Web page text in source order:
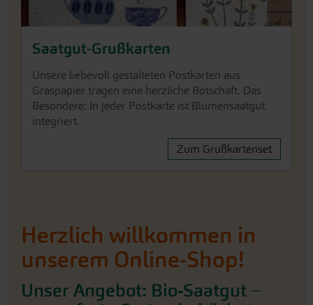
Graspapier tragen eine herzliche Botschaft. Das
Besondere: In jeder Postkarte ist Blumensaatgut
Herzlich willkommen in
samenfeste Sorten in höchster
Qualität
Gewächshaus, Garten oder Balkonkasten? Dann sind